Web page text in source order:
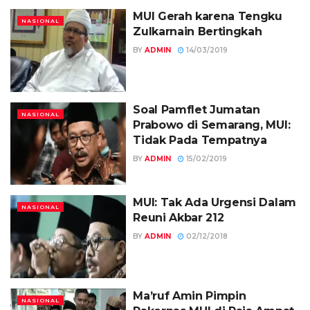
NASIONAL
MUI Gerah karena Tengku
Zulkarnain Bertingkah
BY ADMIN 14/03/2019
NASIONAL
Soal Pamflet Jumatan
Prabowo di Semarang, MUI:
Tidak Pada Tempatnya
BY ADMIN 15/02/2019
NASIONAL
MUI: Tak Ada Urgensi Dalam
Reuni Akbar 212
BY ADMIN 02/12/2018
NASIONAL
Ma’ruf Amin Pimpin